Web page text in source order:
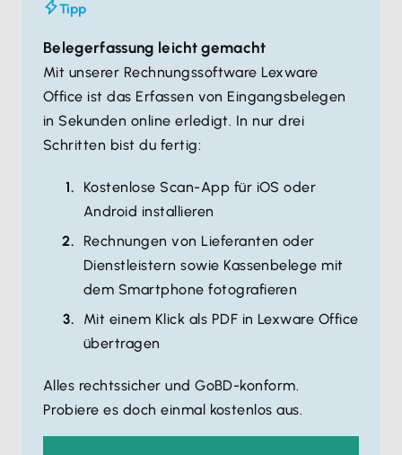
Tipp
Belegerfassung leicht gemacht
Mit unserer Rechnungssoftware Lexware
Office ist das Erfassen von Eingangsbelegen
in Sekunden online erledigt. In nur drei
Schritten bist du fertig:
Kostenlose Scan-App für iOS oder
Android installieren
Rechnungen von Lieferanten oder
Dienstleistern sowie Kassenbelege mit
dem Smartphone fotografieren
Mit einem Klick als PDF in Lexware Office
übertragen
Alles rechtssicher und GoBD-konform.
Probiere es doch einmal kostenlos aus.